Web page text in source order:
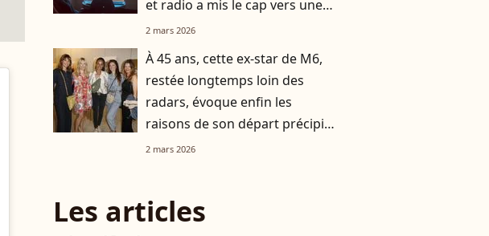
et radio a mis le cap vers une
destination chic et prisée
2 mars 2026
À 45 ans, cette ex-star de M6,
restée longtemps loin des
radars, évoque enfin les
raisons de son départ précipité
de la télévision
2 mars 2026
Les articles